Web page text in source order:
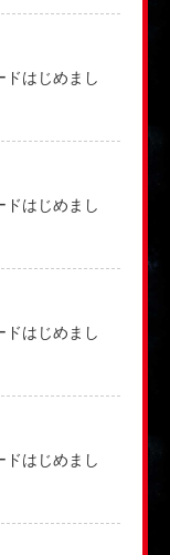
ドはじめまし
ドはじめまし
ドはじめまし
ドはじめまし